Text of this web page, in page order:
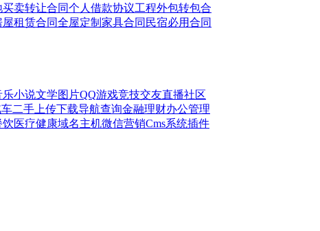
卖转让合同个人借款协议工程外包转包合
屋租赁合同全屋定制家具合同 民宿必用合同
乐小说文学图片QQ游戏竞技交友直播社区
二手 上传下载导航查询金融理财办公管理
饮医疗健康域名主机微信营销Cms系统插件